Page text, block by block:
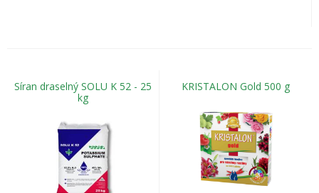
Síran draselný SOLU K 52 - 25
kg
KRISTALON Gold 500 g